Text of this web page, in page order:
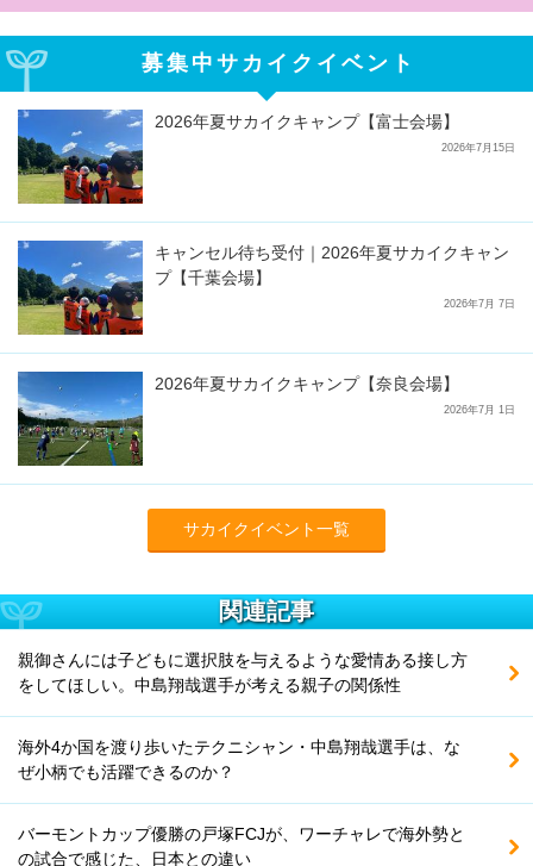
募集中サカイクイベント
2026年夏サカイクキャンプ【富士会場】
2026年7月15日
キャンセル待ち受付｜2026年夏サカイクキャン
プ【千葉会場】
2026年7月 7日
2026年夏サカイクキャンプ【奈良会場】
2026年7月 1日
サカイクイベント一覧
関連記事
親御さんには子どもに選択肢を与えるような愛情ある接し方
をしてほしい。中島翔哉選手が考える親子の関係性
海外4か国を渡り歩いたテクニシャン・中島翔哉選手は、な
ぜ小柄でも活躍できるのか？
バーモントカップ優勝の戸塚FCJが、ワーチャレで海外勢と
の試合で感じた、日本との違い